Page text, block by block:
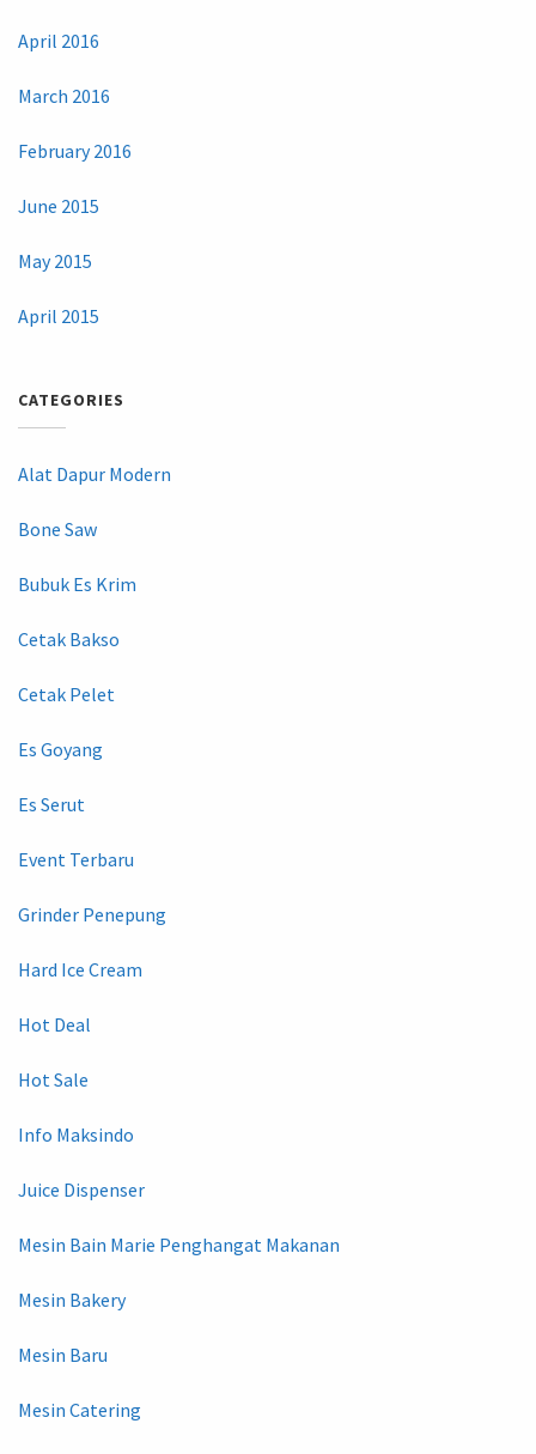
April 2016
March 2016
February 2016
June 2015
May 2015
April 2015
CATEGORIES
Alat Dapur Modern
Bone Saw
Bubuk Es Krim
Cetak Bakso
Cetak Pelet
Es Goyang
Es Serut
Event Terbaru
Grinder Penepung
Hard Ice Cream
Hot Deal
Hot Sale
Info Maksindo
Juice Dispenser
Mesin Bain Marie Penghangat Makanan
Mesin Bakery
Mesin Baru
Mesin Catering